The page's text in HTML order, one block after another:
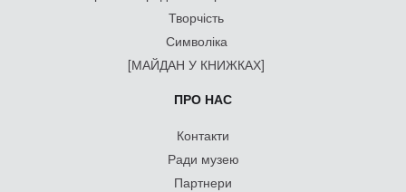
Творчість
Символіка
[МАЙДАН У КНИЖКАХ]
ПРО НАС
Контакти
Ради музею
Партнери